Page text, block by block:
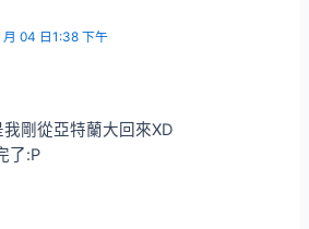
月 04 日1:38 下午
剛從亞特蘭大回來XD
了:P